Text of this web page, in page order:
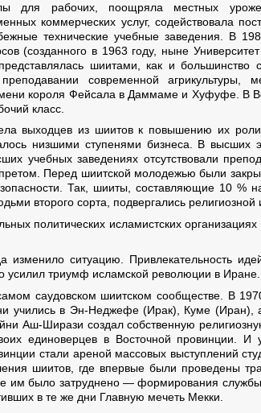
для рабочих, поощряла местных
коммерческих услуг, содействовала
технические учебные заведения. В
(созданного в 1963 году, ныне
шиитами, как и большинство
современной агрикультуры,
короля Фейсала в Даммаме и Хуфуфе. В
класс.
выходцев из шиитов к повышению их
низшими ступенями бизнеса. В высших
учебных заведениях отсутствовали
Перед шиитской молодежью были
Так, шииты, составляющие 10 %
второго сорта, подвергались
политических исламистских организациях
ситуацию. Привлекательность
усилил триумф исламской революции в Иране.
саудовском шиитском сообществе. В
учились в Эн-Неджефе (Ирак), Куме (Иран),
Аш-Ширази создал собственную
единоверцев в Восточной провинции. И
стали ареной массовых выступлений
шиитов, где впервые были проведены
им было затруднено — формирования
в те же дни Главную мечеть Мекки.